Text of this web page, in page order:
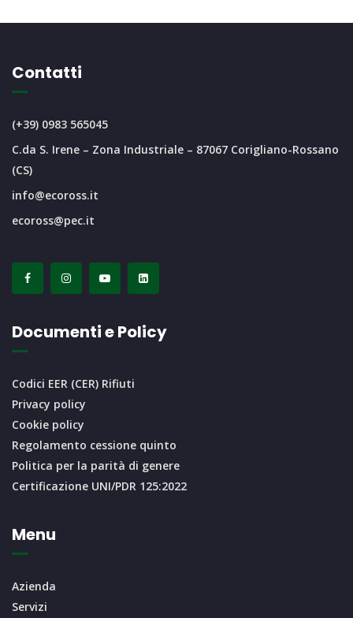
Contatti
(+39) 0983 565045
C.da S. Irene – Zona Industriale – 87067 Corigliano-Rossano
(CS)
info@ecoross.it
ecoross@pec.it
Documenti e Policy
Codici EER (CER) Rifiuti
Privacy policy
Cookie policy
Regolamento cessione quinto
Politica per la parità di genere
Certificazione UNI/PDR 125:2022
Menu
Azienda
Servizi